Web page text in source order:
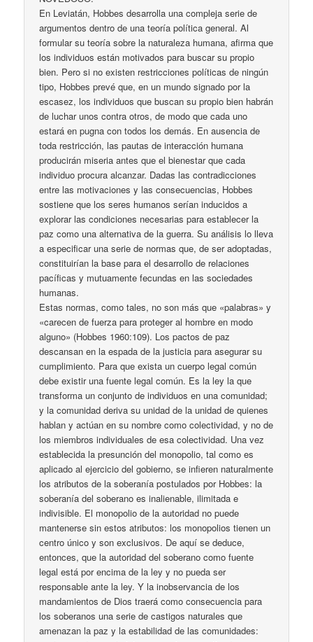
En Leviatán, Hobbes desarrolla una compleja serie de
argumentos dentro de una teoría política general. Al
formular su teoría sobre la naturaleza humana, afirma que
los individuos están motivados para buscar su propio
bien. Pero si no existen restricciones políticas de ningún
tipo, Hobbes prevé que, en un mundo signado por la
escasez, los individuos que buscan su propio bien habrán
de luchar unos contra otros, de modo que cada uno
estará en pugna con todos los demás. En ausencia de
toda restricción, las pautas de interacción humana
producirán miseria antes que el bienestar que cada
individuo procura alcanzar. Dadas las contradicciones
entre las motivaciones y las consecuencias, Hobbes
sostiene que los seres humanos serían inducidos a
explorar las condiciones necesarias para establecer la
paz como una alternativa de la guerra. Su análisis lo lleva
a especificar una serie de normas que, de ser adoptadas,
constituirían la base para el desarrollo de relaciones
pacíficas y mutuamente fecundas en las sociedades
humanas.
Estas normas, como tales, no son más que «palabras» y
«carecen de fuerza para proteger al hombre en modo
alguno» (Hobbes 1960:109). Los pactos de paz
descansan en la espada de la justicia para asegurar su
cumplimiento. Para que exista un cuerpo legal común
debe existir una fuente legal común. Es la ley la que
transforma un conjunto de individuos en una comunidad;
y la comunidad deriva su unidad de la unidad de quienes
hablan y actúan en su nombre como colectividad, y no de
los miembros individuales de esa colectividad. Una vez
establecida la presunción del monopolio, tal como es
aplicado al ejercicio del gobierno, se infieren naturalmente
los atributos de la soberanía postulados por Hobbes: la
soberanía del soberano es inalienable, ilimitada e
indivisible. El monopolio de la autoridad no puede
mantenerse sin estos atributos: los monopolios tienen un
centro único y son exclusivos. De aquí se deduce,
entonces, que la autoridad del soberano como fuente
legal está por encima de la ley y no pueda ser
responsable ante la ley. Y la inobservancia de los
mandamientos de Dios traerá como consecuencia para
los soberanos una serie de castigos naturales que
amenazan la paz y la estabilidad de las comunidades: